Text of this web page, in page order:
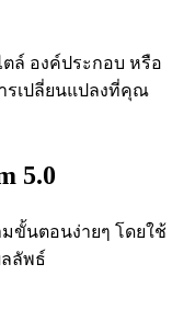
ล์ องค์ประกอบ หรือ
รเปลี่ยนแปลงที่คุณ
5.0
ขั้นตอนง่ายๆ โดยใช้
ลัพธ์